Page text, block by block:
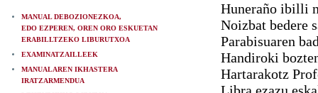
MANUAL DEBOZIONEZKOA,
EDO EZPEREN, OREN ORO ESKUETAN
ERABILLTZEKO LIBURUTXOA
EXAMINATZAILLEEK
MANUALAREN IKHASTERA
IRATZARMENDUA
Huneraño ibilli
Noizbat bedere
Parabisuaren
Handiroki
Hartarakotz